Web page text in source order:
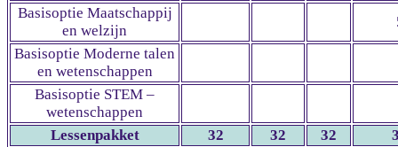
Basisoptie Maatschappij
en welzijn
Basisoptie Moderne talen
en wetenschappen
Basisoptie STEM –
wetenschappen
Lessenpakket
32 32 32